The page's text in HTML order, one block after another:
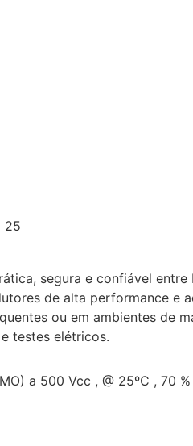
25
segura e confiável
de alta performance
ou em ambientes de
testes elétricos.
a 500 Vcc , @ 25ºC , 70 %